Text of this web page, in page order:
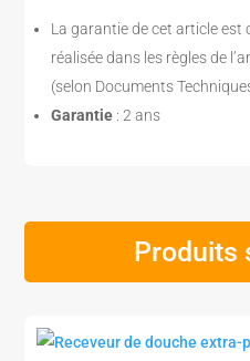
La garantie de cet article
réalisée dans les règles de
(selon Documents
Garantie : 2 ans
Produits